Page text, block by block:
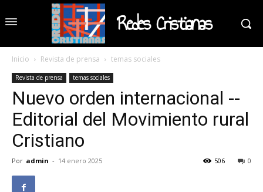
Redes Cristianas
Inicio Revista de prensa temas sociales
Revista de prensa temas sociales
Nuevo orden internacional --
Editorial del Movimiento rural
Cristiano
Por admin - 14 enero 2025 0
506